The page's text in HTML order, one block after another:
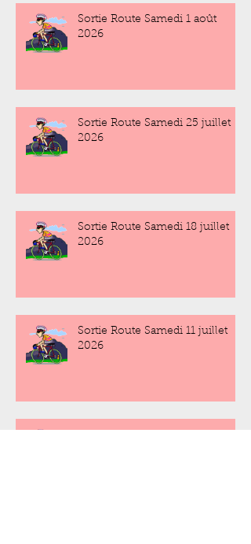
Sortie Route Samedi 1 août
2026
Sortie Route Samedi 25 juillet
2026
Sortie Route Samedi 18 juillet
2026
Sortie Route Samedi 11 juillet
2026